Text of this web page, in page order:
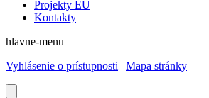
Projekty EU
Kontakty
hlavne-menu
Vyhlásenie o prístupnosti | Mapa stránky